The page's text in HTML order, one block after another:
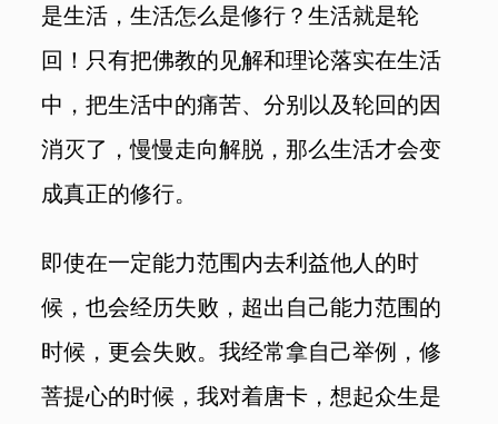
是生活，生活怎么是修行？生活就是轮
回！只有把佛教的见解和理论落实在生活
中，把生活中的痛苦、分别以及轮回的因
消灭了，慢慢走向解脱，那么生活才会变
成真正的修行。
即使在一定能力范围内去利益他人的时
候，也会经历失败，超出自己能力范围的
时候，更会失败。我经常拿自己举例，修
菩提心的时候，我对着唐卡，想起众生是